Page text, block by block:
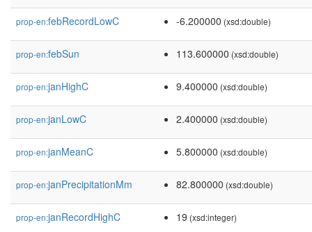
prop-en:febRecordLowC -6.200000 (xsd:double)
prop-en:febSun 113.600000 (xsd:double)
prop-en:janHighC 9.400000 (xsd:double)
prop-en:janLowC 2.400000 (xsd:double)
prop-en:janMeanC 5.800000 (xsd:double)
prop-en:janPrecipitationMm 82.800000 (xsd:double)
prop-en:janRecordHighC 19 (xsd:integer)